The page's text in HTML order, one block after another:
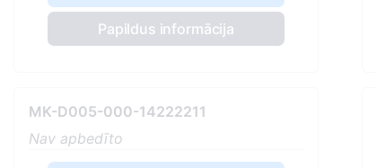
Papildus informācija
MK-D005-000-14222211
Nav apbedīto